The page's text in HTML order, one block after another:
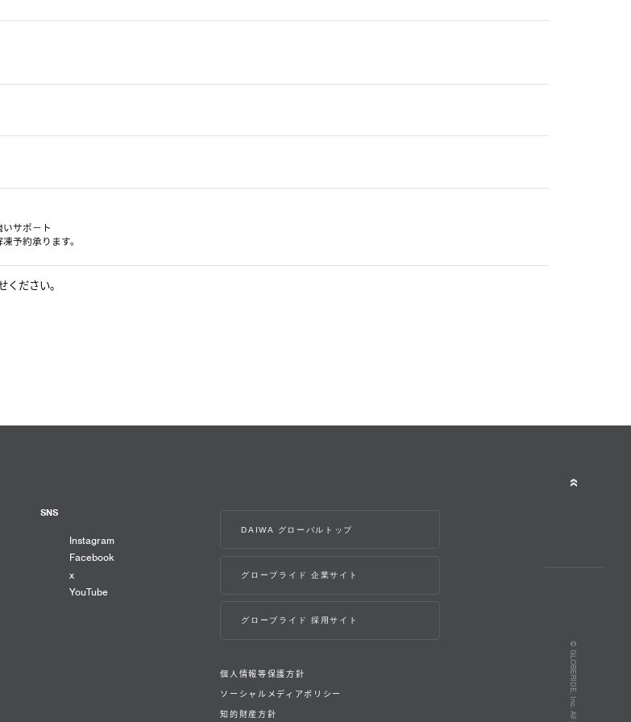
サポ－ト
予約承ります。
個人情報等保護方針
ソーシャルメディアポリシー
知的財産方針
SNS
Instagram
Facebook
x
YouTube
DAIWA グローバルトップ
グローブライド 企業サイト
グローブライド 採用サイト